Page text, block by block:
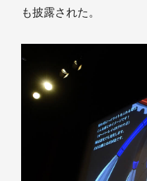
も披露された。